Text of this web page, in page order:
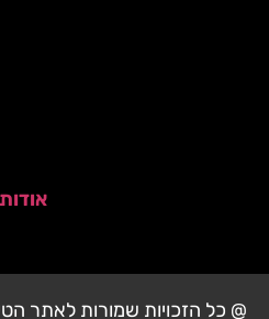
אודות
@ כל הזכויות שמורות לאתר